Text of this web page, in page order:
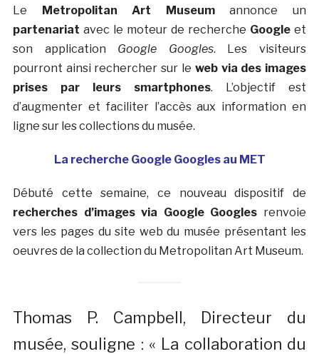
Le Metropolitan Art Museumannonce un
partenariat avec le moteur de recherche Google et
son application Google Googles. Les visiteurs
pourront ainsi rechercher sur le web via des images
prises par leurs smartphones. L’objectif est
d’augmenter et faciliter l’accès aux information en
ligne sur les collections du musée.
La recherche Google Googles au MET
Débuté cette semaine, ce nouveau dispositif de
recherches d’images via Google Googles renvoie
vers les pages du site web du musée présentant les
oeuvres de la collection du Metropolitan Art Museum.
Thomas P. Campbell, Directeur du
musée, souligne : « La collaboration du